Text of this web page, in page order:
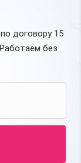
договору 15
без